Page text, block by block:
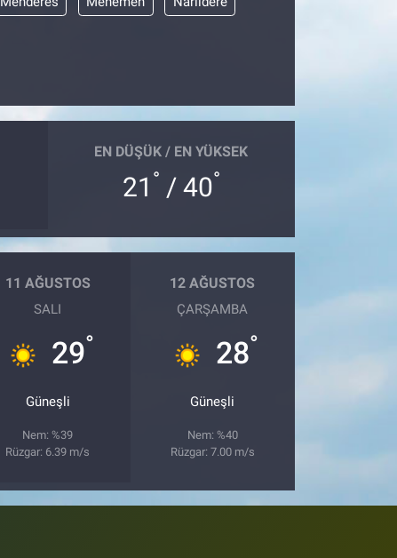
EN DÜŞÜK / EN YÜKSEK
21 ° / 40°
11 AĞUSTOS
SALI
29°
Güneşli
Nem: %39
Rüzgar: 6.39 m/s
12 AĞUSTOS
ÇARŞAMBA
28°
Güneşli
Nem: %40
Rüzgar: 7.00 m/s